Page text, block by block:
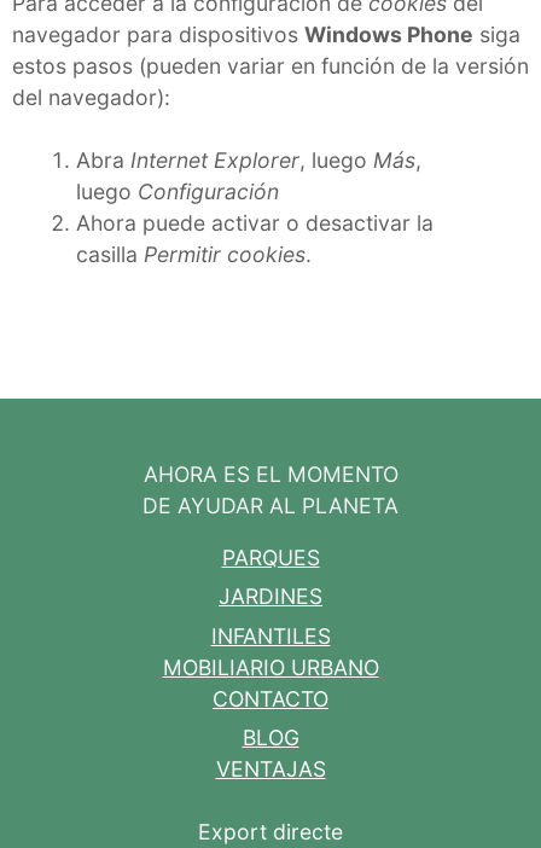
navegador para dispositivos Windows Phone siga
estos pasos (pueden variar en función de la versión
del navegador):
Abra Internet Explorer, luego Más,
luego Configuración
Ahora puede activar o desactivar la
casilla Permitir cookies.
AHORA ES EL MOMENTO
DE AYUDAR AL PLANETA
PARQUES
JARDINES
INFANTILES
MOBILIARIO URBANO
CONTACTO
BLOG
VENTAJAS
Export directe